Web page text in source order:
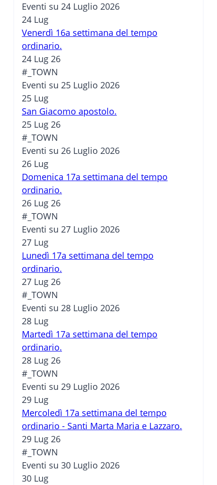
Eventi su 24 Luglio 2026
24 Lug
Venerdì 16a settimana del tempo
ordinario.
24 Lug 26
#_TOWN
Eventi su 25 Luglio 2026
25 Lug
San Giacomo apostolo.
25 Lug 26
#_TOWN
Eventi su 26 Luglio 2026
26 Lug
Domenica 17a settimana del tempo
ordinario.
26 Lug 26
#_TOWN
Eventi su 27 Luglio 2026
27 Lug
Lunedì 17a settimana del tempo
ordinario.
27 Lug 26
#_TOWN
Eventi su 28 Luglio 2026
28 Lug
Martedì 17a settimana del tempo
ordinario.
28 Lug 26
#_TOWN
Eventi su 29 Luglio 2026
29 Lug
Mercoledì 17a settimana del tempo
ordinario - Santi Marta Maria e Lazzaro.
29 Lug 26
#_TOWN
Eventi su 30 Luglio 2026
30 Lug